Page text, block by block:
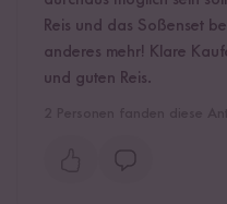
Reis und das Soßenset
anderes mehr! Klare
und guten Reis.